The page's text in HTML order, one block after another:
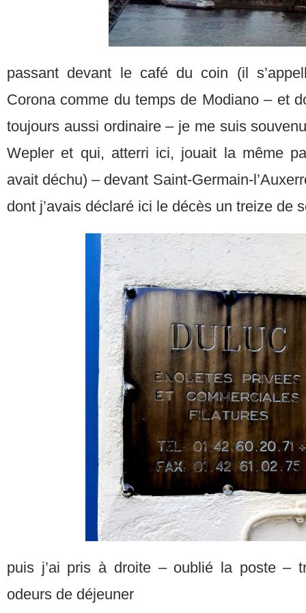
passant devant le café du coin (il
Corona comme du temps de Modiano – et
toujours aussi ordinaire – je me suis
Wepler et qui, atterri ici, jouait la même
avait déchu) – devant Saint-Germain-
dont j’avais déclaré ici le décès un treize de
puis j’ai pris à droite – oublié la poste –
odeurs de déjeuner